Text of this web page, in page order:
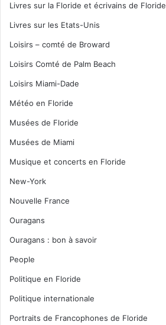
Livres sur la Floride et écrivains de Floride
Livres sur les Etats-Unis
Loisirs – comté de Broward
Loisirs Comté de Palm Beach
Loisirs Miami-Dade
Météo en Floride
Musées de Floride
Musées de Miami
Musique et concerts en Floride
New-York
Nouvelle France
Ouragans
Ouragans : bon à savoir
People
Politique en Floride
Politique internationale
Portraits de Francophones de Floride